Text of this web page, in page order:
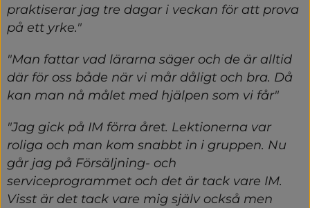
praktiserar jag tre dagar i veckan för att prova
på ett yrke."
"Man fattar vad lärarna säger och de är alltid
där för oss både när vi mår dåligt och bra. Då
kan man nå målet med hjälpen som vi får"
"Jag gick på IM förra året. Lektionerna var
roliga och man kom snabbt in i gruppen. Nu
går jag på Försäljning- och
serviceprogrammet och det är tack vare IM.
Visst är det tack vare mig själv också men